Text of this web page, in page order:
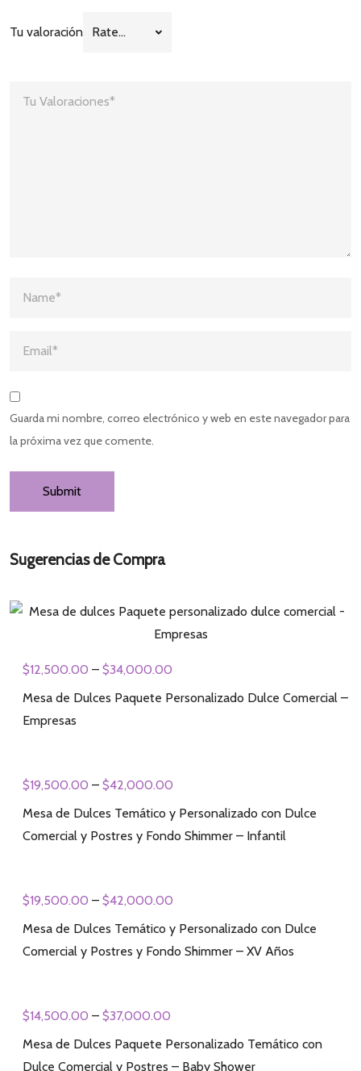
Tu valoración
Guarda mi nombre, correo electrónico y web en este navegador para
la próxima vez que comente.
Sugerencias de Compra
$12,500.00 – $34,000.00
Mesa de Dulces Paquete Personalizado Dulce Comercial –
Empresas
$19,500.00 – $42,000.00
Mesa de Dulces Temático y Personalizado con Dulce
Comercial y Postres y Fondo Shimmer – Infantil
$19,500.00 – $42,000.00
Mesa de Dulces Temático y Personalizado con Dulce
Comercial y Postres y Fondo Shimmer – XV Años
$14,500.00 – $37,000.00
Mesa de Dulces Paquete Personalizado Temático con
Dulce Comercial y Postres – Baby Shower